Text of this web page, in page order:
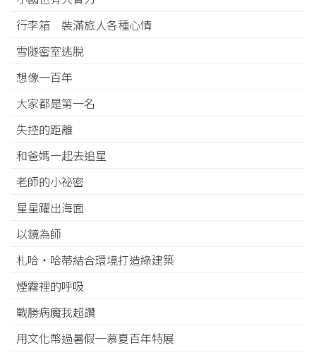
行李箱 裝滿旅人各種心情
雪隧密室逃脫
想像一百年
大家都是第一名
失控的距離
和爸媽一起去追星
老師的小祕密
星星躍出海面
以鏡為師
札哈‧哈蒂結合環境打造綠建築
煙霧裡的呼吸
戰勝病魔我超讚
用文化幣過暑假─慕夏百年特展